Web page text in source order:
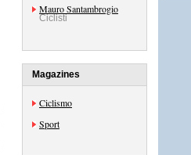
Mauro Santambrogio
Ciclisti
Magazines
Ciclismo
Sport